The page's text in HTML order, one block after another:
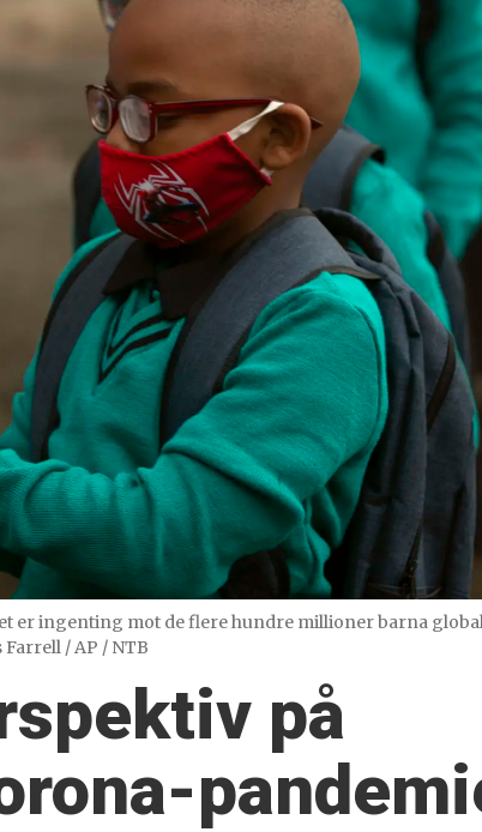
er ingenting mot de flere hundre millioner barna
/ AP / NTB
på